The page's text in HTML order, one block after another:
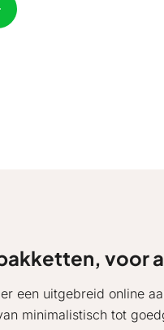
voor
een uitgebreid online
minimalistisch tot